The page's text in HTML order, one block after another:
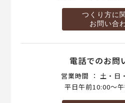
つくり方に
お問い合
電話でのお問
営業時間 ： 土・日
平日午前10:00～